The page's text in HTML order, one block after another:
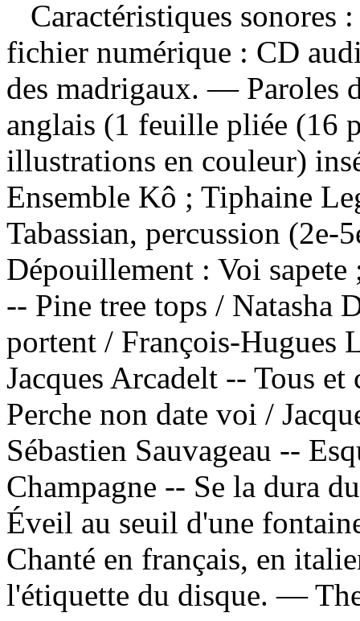
Caractéristiques sonores
fichier numérique : CD
des madrigaux. — Paroles
anglais (1 feuille pliée (16
illustrations en couleur)
Ensemble Kô ; Tiphaine
Tabassian, percussion
Dépouillement : Voi
-- Pine tree tops / Natasha
portent / François-Hugues
Jacques Arcadelt -- Tous
Perche non date voi /
Sébastien Sauvageau --
Champagne -- Se la dura
Éveil au seuil d'une
Chanté en français, en
l'étiquette du disque. —